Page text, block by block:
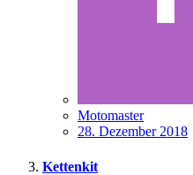
Motomaster
28. Dezember 2018
Kettenkit